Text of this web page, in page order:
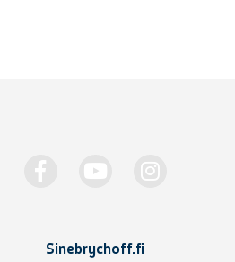
Sinebrychoff.fi